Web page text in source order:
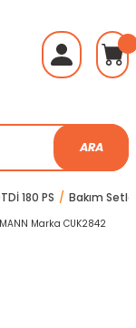
ARA
180 PS Bakım